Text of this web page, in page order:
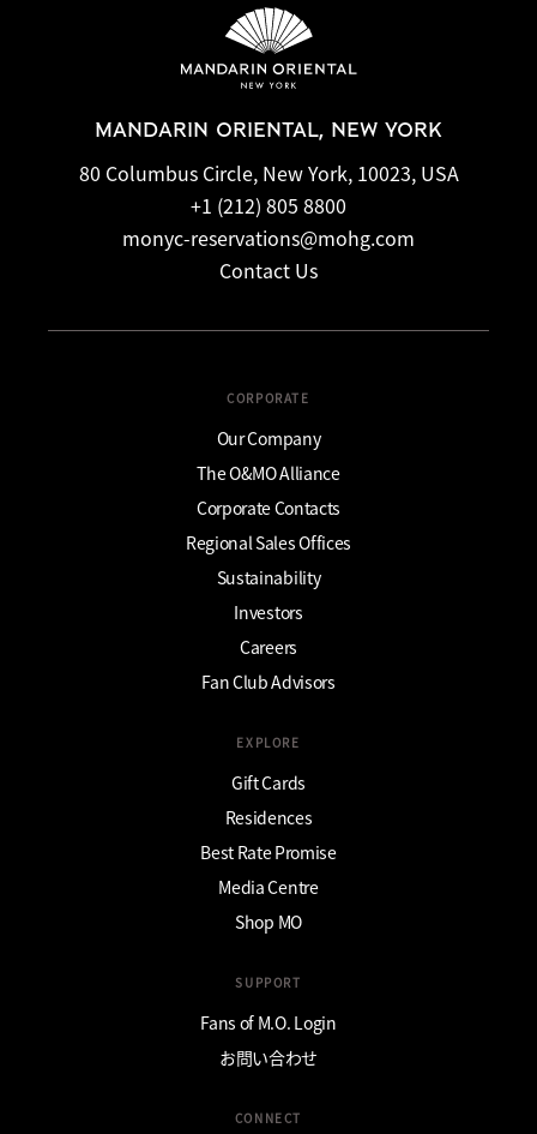
MANDARIN ORIENTAL, NEW YORK
80 Columbus Circle, New York, 10023, USA
+1 (212) 805 8800
monyc-reservations@mohg.com
Contact Us
CORPORATE
Our Company
The O&MO Alliance
Corporate Contacts
Regional Sales Offices
Sustainability
Investors
Careers
Fan Club Advisors
EXPLORE
Gift Cards
Residences
Best Rate Promise
Media Centre
Shop MO
SUPPORT
Fans of M.O. Login
お問い合わせ
CONNECT